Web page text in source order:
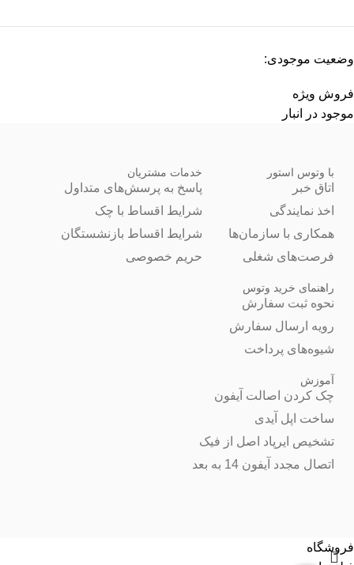
وضعیت موجودی:
فروش ویژه
موجود در انبار
با وتوس استور
اتاق خبر
اخذ نمایندگی
همکاری با سازمان‌ها
فرصت‌های شغلی
خدمات مشتریان
پاسخ به پرسش‌های متداول
شرایط اقساط با چک
شرایط اقساط بازنشستگان
حریم خصوصی
راهنمای خرید وتوس
نحوه ثبت سفارش
رویه ارسال سفارش
شیوه‌های پرداخت
آموزش
چک کردن اصالت آیفون
ساخت اپل آیدی
تشخیص ایرپاد اصل از فیک
اتصال مجدد آیفون 14 به بعد
فروشگاه